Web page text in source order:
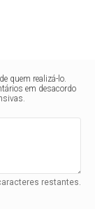
quem realizá-lo.
em desacordo
restantes.